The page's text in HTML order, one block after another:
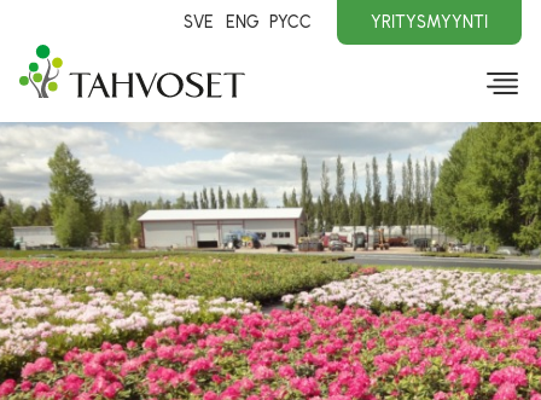
SVE ENG PYCC YRITYSMYYNTI